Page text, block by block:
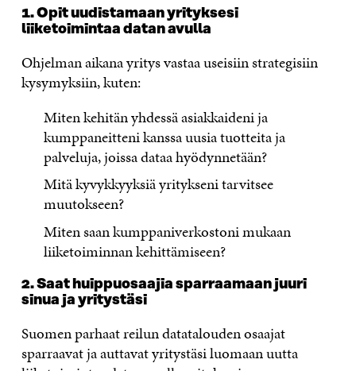
1. Opit uudistamaanyrityksesi
liiketoimintaa datan avulla
Ohjelman aikana yritys vastaa useisiin strategisiin
kysymyksiin,kuten:
Miten kehitänyhdessä asiakkaideni ja
kumppaneitteni kanssauusia tuotteita ja
palveluja, joissa dataa hyödynnetään?
Mitäkyvykkyyksiäyritykseni tarvitsee
muutokseen?
Miten saan kumppaniverkostoni mukaan
liiketoiminnan kehittämiseen?
2. Saat huippuosaajia sparraamaan juuri
sinua ja yritystäsi
Suomen parhaatreilundatatalouden osaajat
sparraavat ja auttavat yritystäsi luomaan uutta